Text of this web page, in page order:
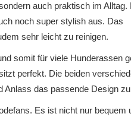
auch praktisch im
noch super stylish aus. Das
sehr leicht zu reinigen.
somit für viele Hunderassen
perfekt. Die beiden
Anlass das passende Design
Es ist nicht nur bequem